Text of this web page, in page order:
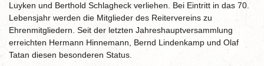
Luyken und Berthold Schlagheck verliehen. Bei Eintritt in das 70.
Lebensjahr werden die Mitglieder des Reitervereins zu
Ehrenmitgliedern. Seit der letzten Jahreshauptversammlung
erreichten Hermann Hinnemann, Bernd Lindenkamp und Olaf
Tatan diesen besonderen Status.